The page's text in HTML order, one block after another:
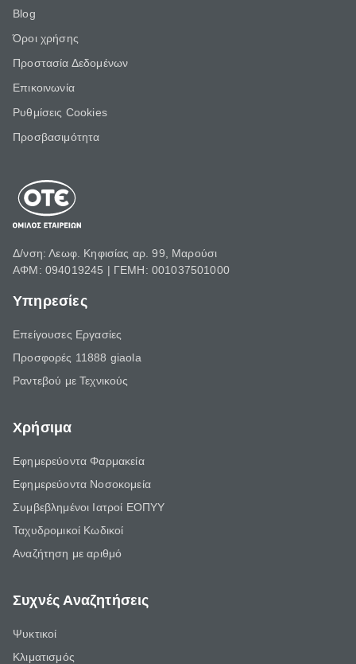
Blog
Όροι χρήσης
Προστασία Δεδομένων
Επικοινωνία
Ρυθμίσεις Cookies
Προσβασιμότητα
Δ/νση: Λεωφ. Κηφισίας αρ. 99, Μαρούσι
ΑΦΜ: 094019245 | ΓΕΜΗ: 001037501000
Υπηρεσίες
Επείγουσες Εργασίες
Προσφορές 11888 giaola
Ραντεβού με Τεχνικούς
Χρήσιμα
Εφημερεύοντα Φαρμακεία
Εφημερεύοντα Νοσοκομεία
Συμβεβλημένοι Ιατροί ΕΟΠΥΥ
Ταχυδρομικοί Κωδικοί
Αναζήτηση με αριθμό
Συχνές Αναζητήσεις
Ψυκτικοί
Κλιματισμός